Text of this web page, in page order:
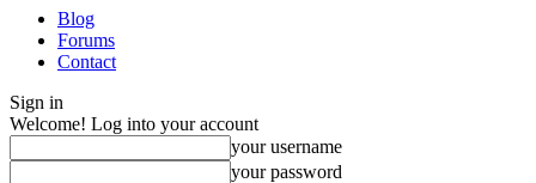
Blog
Forums
Contact
Sign in
Welcome! Log into your account
your username
your password